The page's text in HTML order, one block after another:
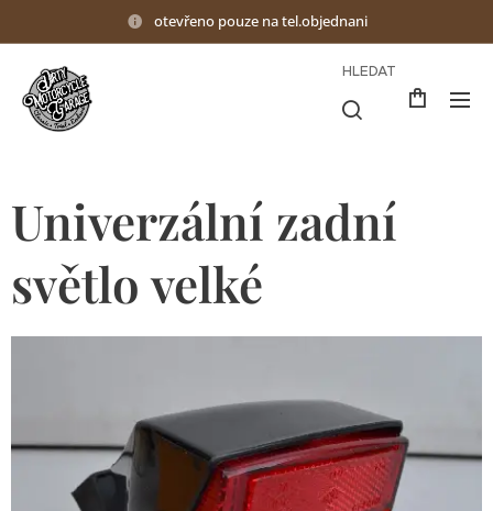
otevřeno pouze na tel.objednani
HLEDAT
Univerzální zadní
světlo velké